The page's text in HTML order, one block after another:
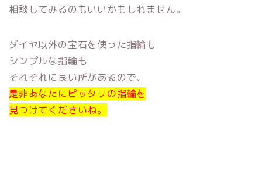
相談してみるのもいいかもしれません。
ダイヤ以外の宝石を使った指輪も
シンプルな指輪も
それぞれに良い所があるので、
是非あなたにピッタリの指輪を
見つけてくださいね。